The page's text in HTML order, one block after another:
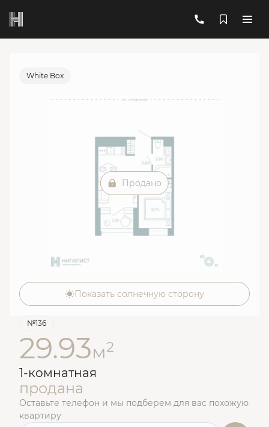
1-комнатная Цена по запросу
Ипотека
White Box
Продано
Показать солнечную сторону
№136
29.93м2
1-комнатная
продана
Оставьте телефон и мы подберем для вас похожую
квартиру